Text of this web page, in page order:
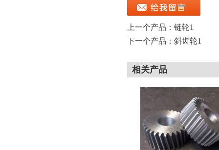
上一个产品： 链轮1
下一个产品： 斜齿轮1
相关产品